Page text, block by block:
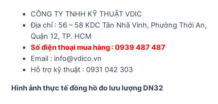
CÔNG TY TNHH KỸ THUẬT VDIC
Địa chỉ : 56 – 58 KDC Tân Nhã Vinh, Phường Thới An,
Quận 12, TP. HCM
Số điện thoại mua hàng : 0939 487 487
Email : info@vdico.vn
Hỗ trợ kỹ thuật : 0931 042 303
Hình ảnh thực tế đồng hồ đo lưu lượng DN32